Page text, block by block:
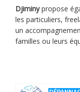
Djiminypropose
les particuliers,
un
familles ou leurs